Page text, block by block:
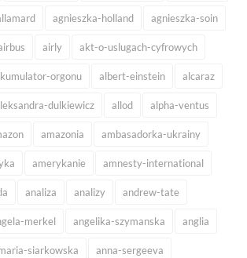
agnieszka-holland agnieszka-soin
airly akt-o-uslugach-cyfrowych
orgonu albert-einstein alcaraz
dulkiewicz allod alpha-ventus
amazonia ambasadorka-ukrainy
amerykanie amnesty-international
analiza analizy andrew-tate
merkel angelika-szymanska anglia
siarkowska anna-sergeeva